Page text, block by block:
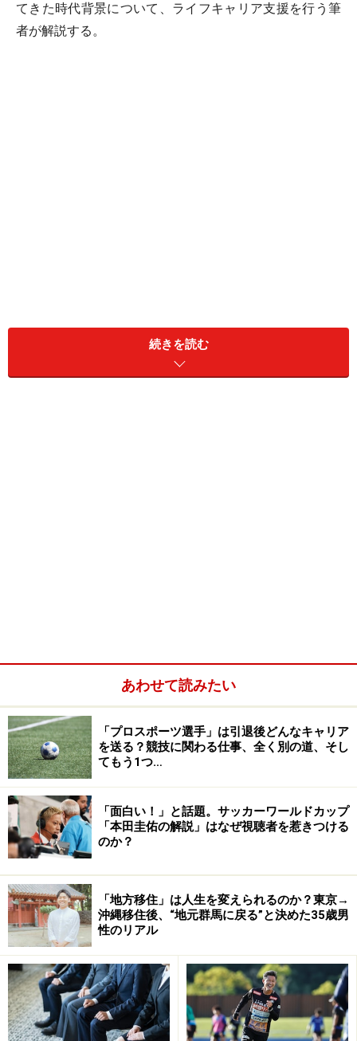
てきた時代背景について、ライフキャリア支援を行う筆
者が解説する。
生涯を通じた「生き方」を意味するライフ
「キャリア」とは、過去から将来の長期にわた
る職務経験やこれに伴う計画的な能力開発の連
鎖を指すものです。「職業生涯」や「職務経
歴」などと訳されます。
人が生きていく上で「働く」ということは最も大切で必
続きを読む
あわせて読みたい
「プロスポーツ選手」は引退後どんなキャリア
を送る？競技に関わる仕事、全く別の道、そし
てもう1つ…
「面白い！」と話題。サッカーワールドカップ
「本田圭佑の解説」はなぜ視聴者を惹きつける
のか？
「地方移住」は人生を変えられるのか？東京→
沖縄移住後、“地元群馬に戻る”と決めた35歳男
性のリアル